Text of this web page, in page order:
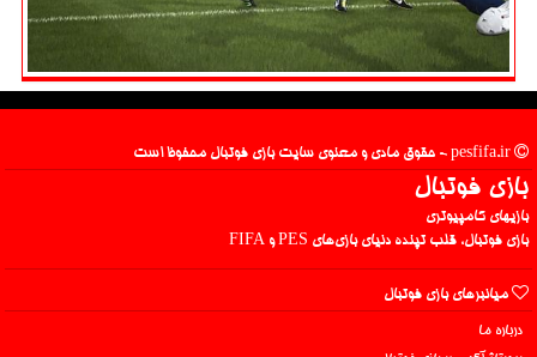
بازی فوتبال
بازیهای کامپیوتری
بازی فوتبال، قلب تپنده دنیای بازی‌های PES و FIFA
میانبرهای بازی فوتبال
درباره ما